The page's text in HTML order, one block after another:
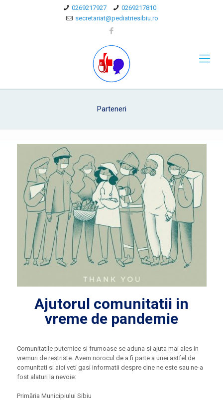
0269217927
0269217810
secretariat@pediatriesibiu.ro
Parteneri
Ajutorul comunitatii in
vreme de pandemie
Comunitatile puternice si frumoase se aduna si ajuta mai ales in
vremuri de restriste. Avem norocul de a fi parte a unei astfel de
comunitati si aici veti gasi informatii despre cine ne este sau ne-a
fost alaturi la nevoie:
Primăria Municipiului Sibiu